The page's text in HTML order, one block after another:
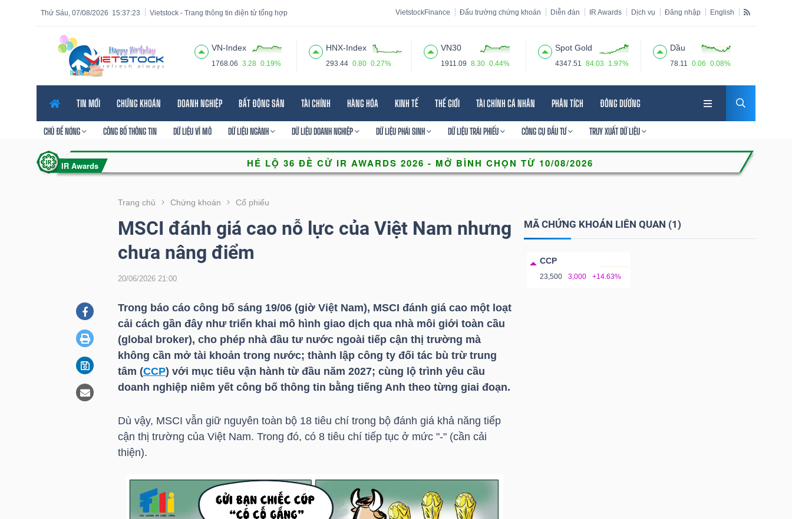
15:37:25
Thứ Sáu, 07/08/2026 Vietstock - Trang thông tin điện tử tổng hợp VietstockFinance Đấu trường chứng khoán Diễn đàn IR Awards Dịch vụ Đăng nhập English
VN-Index
1768.06 3.28 0.19%
HNX-Index
293.44 0.80 0.27%
VN30
1911.09 8.30 0.44%
Spot Gold
4347.51 84.03 1.97%
Dầu
78.11 0.06 0.08%
TIN MỚI CHỨNG KHOÁN DOANH NGHIỆP BẤT ĐỘNG SẢN TÀI CHÍNH HÀNG HÓA KINH TẾ THẾ GIỚI TÀI CHÍNH CÁ NHÂN PHÂN TÍCH ĐÔNG DƯƠNG
CHỦ ĐỀ NÓNG CÔNG BỐ THÔNG TIN DỮ LIỆU VĨ MÔ DỮ LIỆU NGÀNH DỮ LIỆU DOANH NGHIỆP DỮ LIỆU PHÁI SINH DỮ LIỆU TRÁI PHIẾU CÔNG CỤ ĐẦU TƯ TRUY XUẤT DỮ LIỆU
Trang chủ Chứng khoán Cổ phiếu
MSCI đánh giá cao nỗ lực của Việt Nam nhưng
chưa nâng điểm
20/06/2026 21:00
Trong báo cáo công bố sáng 19/06 (giờ Việt Nam), MSCI đánh giá cao một loạt
cải cách gần đây như triển khai mô hình giao dịch qua nhà môi giới toàn cầu
(global broker), cho phép nhà đầu tư nước ngoài tiếp cận thị trường mà
không cần mở tài khoản trong nước; thành lập công ty đối tác bù trừ trung
tâm (CCP) với mục tiêu vận hành từ đầu năm 2027; cùng lộ trình yêu cầu
doanh nghiệp niêm yết công bố thông tin bằng tiếng Anh theo từng giai đoạn.
Dù vậy, MSCI vẫn giữ nguyên toàn bộ 18 tiêu chí trong bộ đánh giá khả năng tiếp
cận thị trường của Việt Nam. Trong đó, có 8 tiêu chí tiếp tục ở mức "-" (cần cải
thiện).
MÃ CHỨNG KHOÁN LIÊN QUAN (1)
CCP
23,500 3,000 +14.63%
Tính năng
năng
VIETSTOCK